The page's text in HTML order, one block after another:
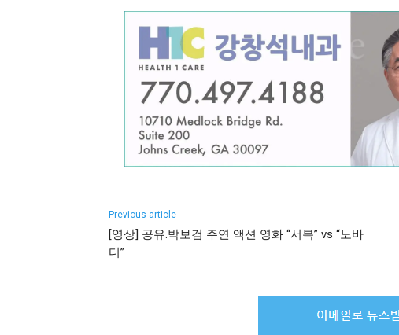
Previous article
[영상] 공유.박보검 주연 액션 영화 “서복” vs “노바
디”